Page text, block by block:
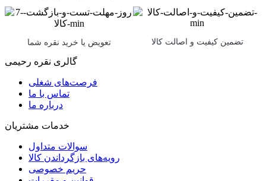
تعویض یا خرید نقره شما تضمین کیفیت و اصالت کالا
گالری نقره رحیمی
فرصت‌های شغلی
تماس با ما
درباره ما
خدمات مشتریان
سوالات متداول
رویه‌های بازگرداندن کالا
حریم خصوصی